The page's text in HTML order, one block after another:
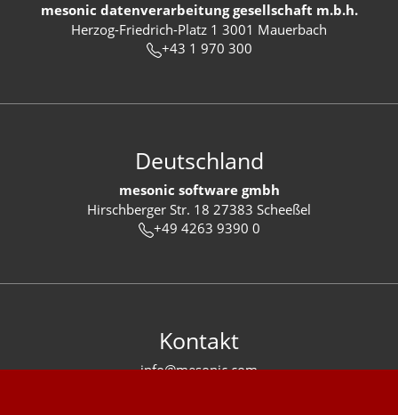
mesonic datenverarbeitung gesellschaft m.b.h.
Herzog-Friedrich-Platz 1 3001 Mauerbach
+43 1 970 300
Deutschland
mesonic software gmbh
Hirschberger Str. 18 27383 Scheeßel
+49 4263 9390 0
Kontakt
info@mesonic.com